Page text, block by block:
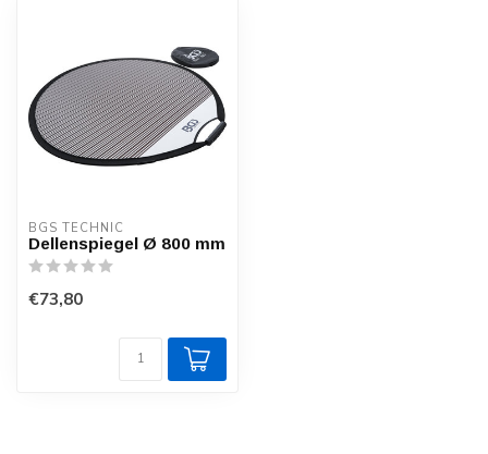
BGS TECHNIC
Dellenspiegel Ø 800 mm
€73,80